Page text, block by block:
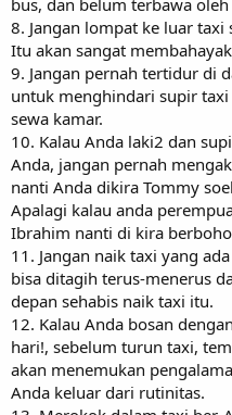
8. Jangan lompat ke luar
Itu akan sangat
9. Jangan pernah tertidur di
untuk menghindari supir
sewa kamar.
10. Kalau Anda laki2 dan
Anda, jangan pernah
nanti Anda dikira Tommy
Apalagi kalau anda
Ibrahim nanti di kira
11. Jangan naik taxi yang
bisa ditagih terus-menerus
depan sehabis naik taxi itu.
12. Kalau Anda bosan
hari!, sebelum turun taxi,
akan menemukan
Anda keluar dari rutinitas.